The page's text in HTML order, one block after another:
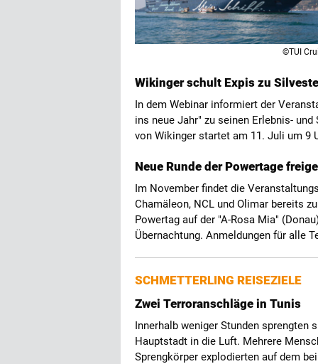
©TUI
Wikinger schult Expis zu
In dem Webinar informiert der
ins neue Jahr" zu seinen Erlebnis-
von Wikinger startet am 11. Juli um 9
Neue Runde der Powertage
Im November findet die
Chamäleon, NCL und Olimar bereits
Powertag auf der "A-Rosa Mia"
Übernachtung. Anmeldungen für alle
SCHMETTERLING REISEZIELE
Zwei Terroranschläge in Tunis
Innerhalb weniger Stunden
Hauptstadt in die Luft. Mehrere
Sprengkörper explodierten auf dem